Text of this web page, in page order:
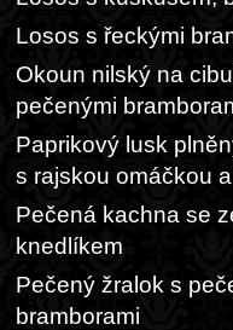
Losos s řeckými
Okoun nilský na
pečenými
Paprikový lusk
s rajskou omáčkou
Pečená kachna se
knedlíkem
Pečený žralok s
bramborami